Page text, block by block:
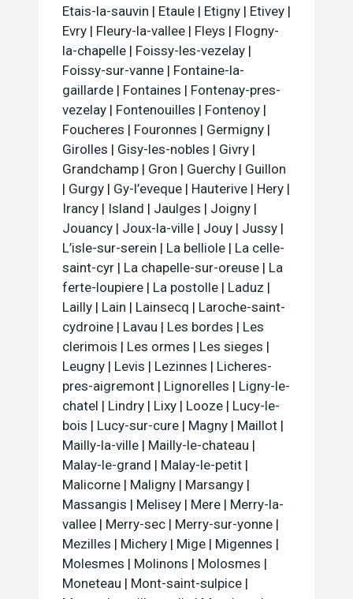
Etais-la-sauvin | Etaule | Etigny | Etivey |
Evry | Fleury-la-vallee | Fleys | Flogny-
la-chapelle | Foissy-les-vezelay |
Foissy-sur-vanne | Fontaine-la-
gaillarde | Fontaines | Fontenay-pres-
vezelay | Fontenouilles | Fontenoy |
Foucheres | Fouronnes | Germigny |
Girolles | Gisy-les-nobles | Givry |
Grandchamp | Gron | Guerchy | Guillon
| Gurgy | Gy-l’eveque | Hauterive | Hery |
Irancy | Island | Jaulges | Joigny |
Jouancy | Joux-la-ville | Jouy | Jussy |
L’isle-sur-serein | La belliole | La celle-
saint-cyr | La chapelle-sur-oreuse | La
ferte-loupiere | La postolle | Laduz |
Lailly | Lain | Lainsecq | Laroche-saint-
cydroine | Lavau | Les bordes | Les
clerimois | Les ormes | Les sieges |
Leugny | Levis | Lezinnes | Licheres-
pres-aigremont | Lignorelles | Ligny-le-
chatel | Lindry | Lixy | Looze | Lucy-le-
bois | Lucy-sur-cure | Magny | Maillot |
Mailly-la-ville | Mailly-le-chateau |
Malay-le-grand | Malay-le-petit |
Malicorne | Maligny | Marsangy |
Massangis | Melisey | Mere | Merry-la-
vallee | Merry-sec | Merry-sur-yonne |
Mezilles | Michery | Mige | Migennes |
Molesmes | Molinons | Molosmes |
Moneteau | Mont-saint-sulpice |